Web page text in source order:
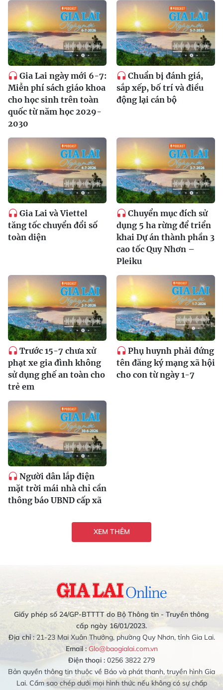
Gia Lai ngày mới 6-7:
Miễn phí sách giáo khoa
cho học sinh trên toàn
quốc từ năm học 2029-
2030
Chuẩn bị đánh giá,
sắp xếp, bố trí và điều
động lại cán bộ
Gia Lai và Viettel
tăng tốc chuyển đổi số
toàn diện
Chuyển mục đích sử
dụng 5 ha rừng để triển
khai Dự án thành phần 3
cao tốc Quy Nhơn –
Pleiku
Trước 15-7 chưa xử
phạt xe gia đình không
sử dụng ghế an toàn cho
trẻ em
Phụ huynh phải đứng
tên đăng ký mạng xã hội
cho con từ ngày 1-7
Người dân lắp điện
mặt trời mái nhà chỉ cần
thông báo UBND cấp xã
XEM THÊM
Giấy phép số 24/GP-BTTTT do Bộ Thông tin - Truyền thông
cấp ngày 16/01/2023.
Địa chỉ :21-23 Mai Xuân Thưởng, phường Quy Nhơn, tỉnh Gia Lai.
Email : Glo@baogialai.com.vn
Điện thoại : 0256 3822 279
Bản quyền thông tin thuộc về Báo và phát thanh, truyền hình Gia
Lai. Cấm sao chép dưới mọi hình thức nếu không có sự chấp